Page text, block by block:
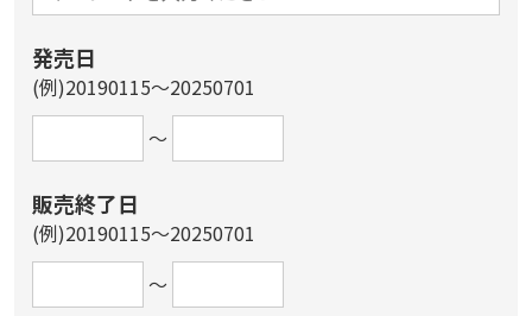
発売日
(例)20190115～20250701
～
販売終了日
(例)20190115～20250701
～